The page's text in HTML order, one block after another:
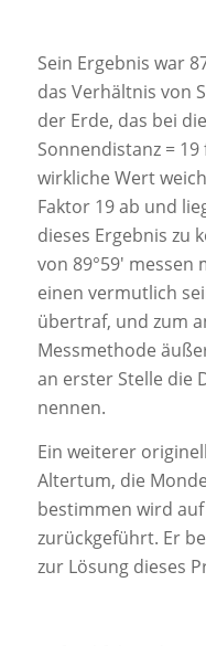
Sein Ergebnis war
das Verhältnis von
der Erde, das bei
Sonnendistanz =
wirkliche Wert
Faktor 19 ab und
dieses Ergebnis zu
von 89°59′
einen vermutlich
übertraf, und zum
Messmethode
an erster Stelle die
nennen.
Ein weiterer
Altertum, die
bestimmen wird auf
zurückgeführt. Er
zur Lösung dieses